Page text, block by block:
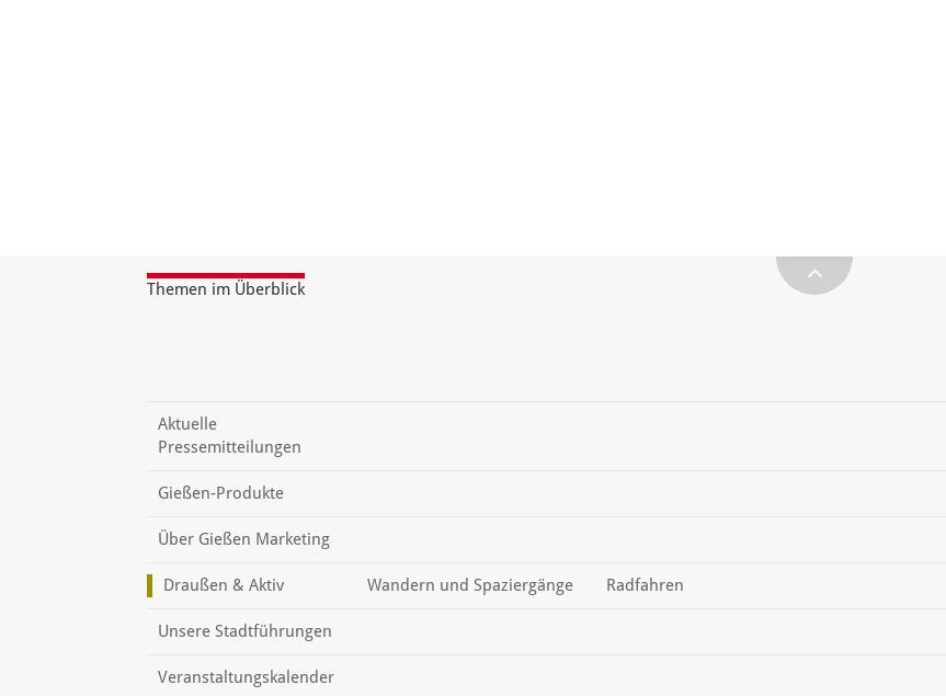
Themen im Überblick
Aktuelle
Pressemitteilungen
Gießen-Produkte
Über Gießen Marketing
Draußen & Aktiv Wandern und Spaziergänge Radfahren
Unsere Stadtführungen
Veranstaltungskalender